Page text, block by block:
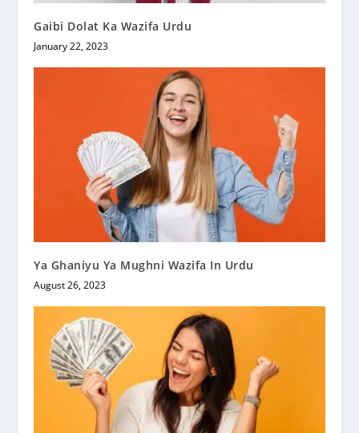
Gaibi Dolat Ka Wazifa Urdu
January 22, 2023
Ya Ghaniyu Ya Mughni Wazifa In Urdu
August 26, 2023